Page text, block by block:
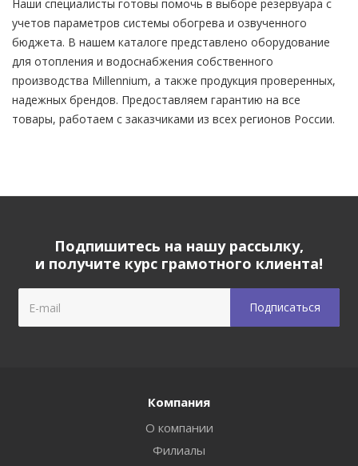
Наши специалисты готовы помочь в выборе резервуара с
учетов параметров системы обогрева и озвученного
бюджета. В нашем каталоге представлено оборудование
для отопления и водоснабжения собственного
производства Millennium, а также продукция проверенных,
надежных брендов. Предоставляем гарантию на все
товары, работаем с заказчиками из всех регионов России.
Подпишитесь на нашу рассылку,
и получите курс грамотного клиента!
Компания
О компании
Филиалы